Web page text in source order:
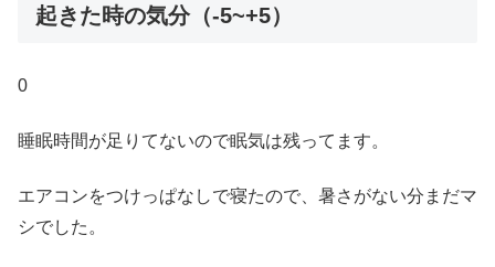
起きた時の気分（-5~+5）
0
睡眠時間が足りてないので眠気は残ってます。
エアコンをつけっぱなしで寝たので、暑さがない分まだマ
シでした。